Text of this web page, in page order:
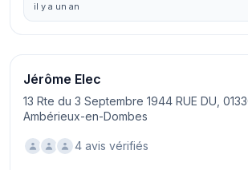
il y a un an
Jérôme Elec
13 Rte du 3 Septembre 1944 RUE DU,
Ambérieux-en-Dombes
4 avis vérifiés